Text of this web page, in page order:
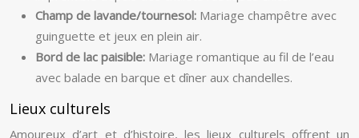
Champ de lavande/tournesol: Mariage champêtre avec
guinguette et jeux en plein air.
Bord de lac paisible: Mariage romantique au fil de l’eau
avec balade en barque et dîner aux chandelles.
Lieux culturels
Amoureux d’art et d’histoire, les lieux culturels offrent un